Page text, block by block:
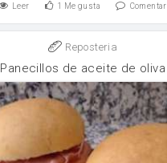
Leer 1 Me gusta Comentar
Reposteria
Panecillos de aceite de oliva